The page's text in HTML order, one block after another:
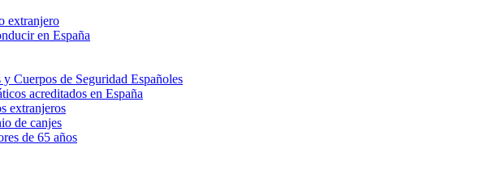
extranjero
en España
y Cuerpos de Seguridad Españoles
acreditados en España
extranjeros
de canjes
de 65 años